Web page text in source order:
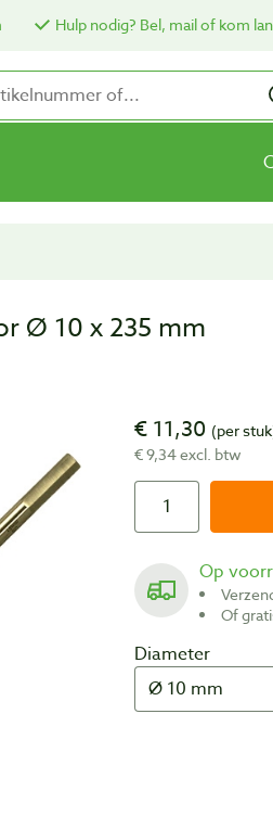
Hulp nodig? Bel, mail of kom
Ø 10 x 235 mm
€ 11,30 (per
€ 9,34 excl. btw
Op
Of
Diameter